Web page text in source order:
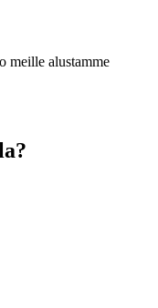
meille alustamme